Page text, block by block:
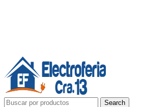
Search